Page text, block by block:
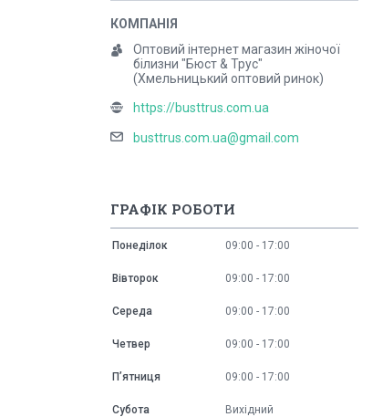
Оптовий інтернет магазин жіночої
білизни "Бюст & Трус"
(Хмельницький оптовий ринок)
https://busttrus.com.ua
busttrus.com.ua@gmail.com
ГРАФІК РОБОТИ
Понеділок 09:00 17:00
Вівторок 09:00 17:00
Середа 09:00 17:00
Четвер 09:00 17:00
Пʼятниця 09:00 17:00
Субота Вихідний